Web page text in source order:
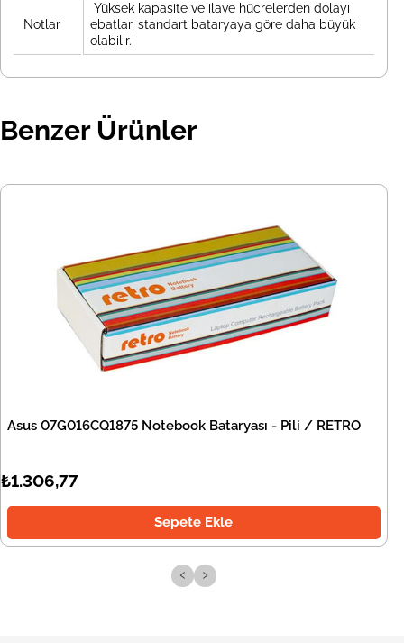
Notlar
Yüksek kapasite ve ilave hücrelerden dolayı
ebatlar, standart bataryaya göre daha büyük
olabilir.
Benzer Ürünler
Asus 07G016CQ1875 Notebook Bataryası - Pili / RETRO
₺1.306,77
Sepete Ekle
‹ ›